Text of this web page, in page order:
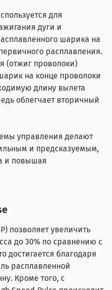
для
дуги и
шарика на
расплавления.
(отжиг проволоки)
на конце проволоки
длину вылета
облегчает вторичный
управления делают
и предсказуемым,
и повышая
позволяет увеличить
до 30% по сравнению с
благодаря
расплавленной
Кроме того, с